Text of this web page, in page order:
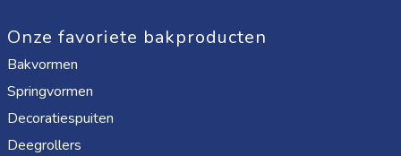
Onze favoriete bakproducten
Bakvormen
Springvormen
Decoratiespuiten
Deegrollers